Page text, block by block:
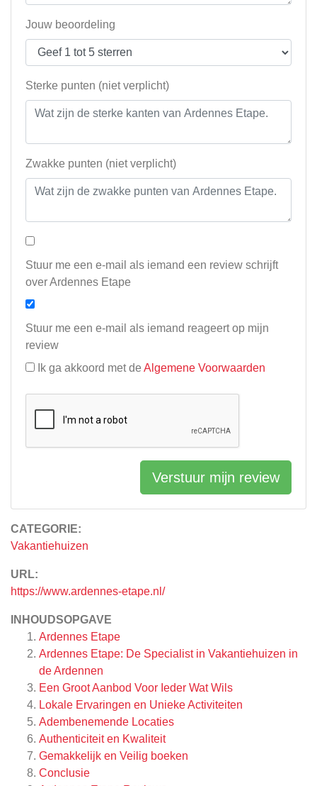
CATEGORIE:
Vakantiehuizen
URL:
https://www.ardennes-etape.nl/
INHOUDSOPGAVE
Ardennes Etape
Ardennes Etape: De Specialist in Vakantiehuizen in
de Ardennen
Een Groot Aanbod Voor Ieder Wat Wils
Lokale Ervaringen en Unieke Activiteiten
Adembenemende Locaties
Authenticiteit en Kwaliteit
Gemakkelijk en Veilig boeken
Conclusie
Jouw beoordeling
Sterke punten (niet verplicht)
Zwakke punten (niet verplicht)
Stuur me een e-mail als iemand een review schrijft
over Ardennes Etape
Stuur me een e-mail als iemand reageert op mijn
review
Ik ga akkoord met de Algemene Voorwaarden
Verstuur mijn review